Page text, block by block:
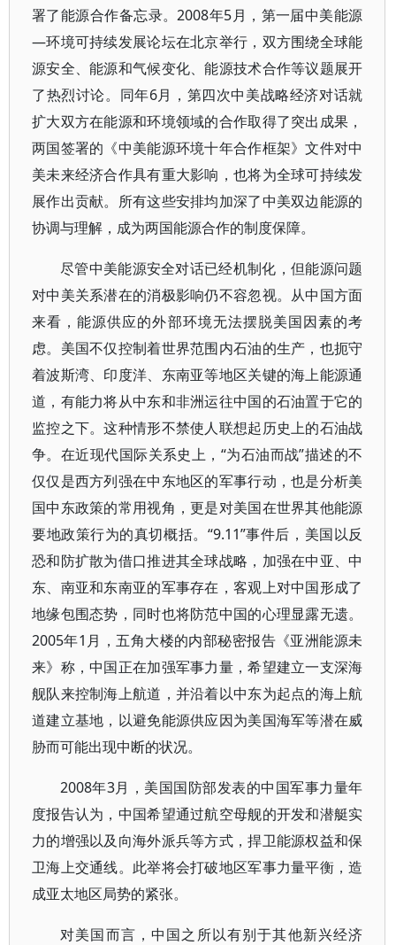
署了能源合作备忘录。2008年5月，第一届中美能源
—环境可持续发展论坛在北京举行，双方围绕全球能
源安全、能源和气候变化、能源技术合作等议题展开
了热烈讨论。同年6月，第四次中美战略经济对话就
扩大双方在能源和环境领域的合作取得了突出成果，
两国签署的《中美能源环境十年合作框架》文件对中
美未来经济合作具有重大影响，也将为全球可持续发
展作出贡献。所有这些安排均加深了中美双边能源的
协调与理解，成为两国能源合作的制度保障。
尽管中美能源安全对话已经机制化，但能源问题
对中美关系潜在的消极影响仍不容忽视。从中国方面
来看，能源供应的外部环境无法摆脱美国因素的考
虑。美国不仅控制着世界范围内石油的生产，也扼守
着波斯湾、印度洋、东南亚等地区关键的海上能源通
道，有能力将从中东和非洲运往中国的石油置于它的
监控之下。这种情形不禁使人联想起历史上的石油战
争。在近现代国际关系史上，“为石油而战”描述的不
仅仅是西方列强在中东地区的军事行动，也是分析美
国中东政策的常用视角，更是对美国在世界其他能源
要地政策行为的真切概括。“9.11”事件后，美国以反
恐和防扩散为借口推进其全球战略，加强在中亚、中
东、南亚和东南亚的军事存在，客观上对中国形成了
地缘包围态势，同时也将防范中国的心理显露无遗。
2005年1月，五角大楼的内部秘密报告《亚洲能源未
来》称，中国正在加强军事力量，希望建立一支深海
舰队来控制海上航道，并沿着以中东为起点的海上航
道建立基地，以避免能源供应因为美国海军等潜在威
胁而可能出现中断的状况。
2008年3月，美国国防部发表的中国军事力量年
度报告认为，中国希望通过航空母舰的开发和潜艇实
力的增强以及向海外派兵等方式，捍卫能源权益和保
卫海上交通线。此举将会打破地区军事力量平衡，造
成亚太地区局势的紧张。
对美国而言，中国之所以有别于其他新兴经济